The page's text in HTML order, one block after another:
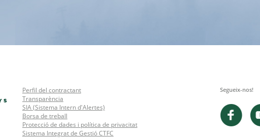
Perfil del contractant
Transparència
SIA (Sistema Intern d'Alertes)
Borsa de treball
Protecció de dades i política de privacitat
Sistema Integrat de Gestió CTFC
Segueix-nos!